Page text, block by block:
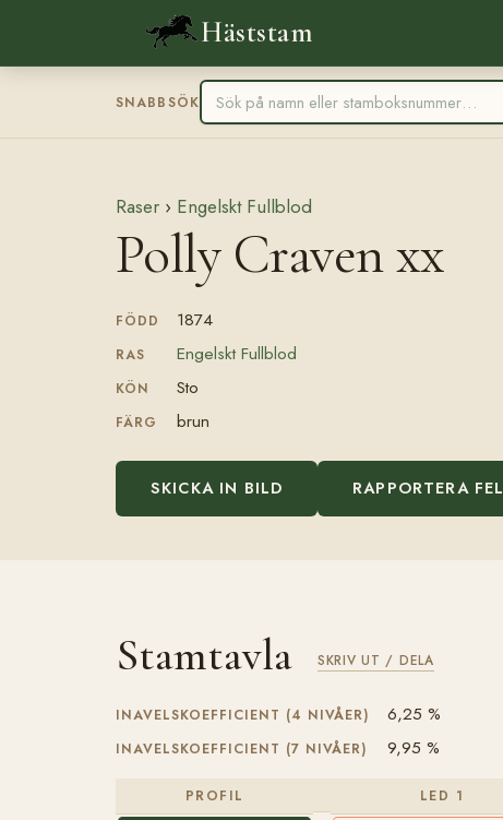
Häststam
SNABBSÖK
Raser › Engelskt Fullblod
Polly Craven xx
FÖDD 1874
RAS Engelskt Fullblod
KÖN Sto
FÄRG brun
SKICKA IN BILD RAPPORTERA FEL
Stamtavla SKRIV UT / DELA
INAVELSKOEFFICIENT (4 NIVÅER) 6,25 %
INAVELSKOEFFICIENT (7 NIVÅER) 9,95 %
PROFIL LED 1